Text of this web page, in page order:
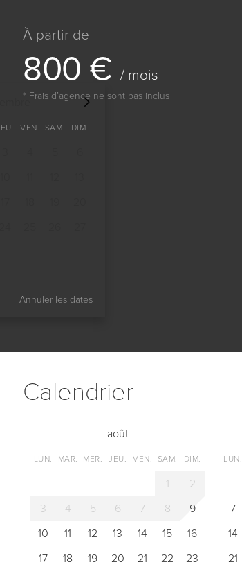
VEN. SAM. DIM.
Annuler les dates
À partir de
800 € / mois
* Frais dʼagence ne sont pas inclus
Сalendrier
août
LUN. MAR. MER. JEU. VEN. SAM. DIM.
1
2
3
4 5 6 7 8
9
10
11 12 13 14 15
16
17
18 19 20 21 22
23
LUN.
7
14
21